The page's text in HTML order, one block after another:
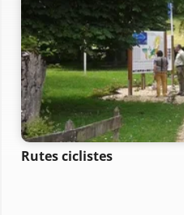
Rutes ciclistes